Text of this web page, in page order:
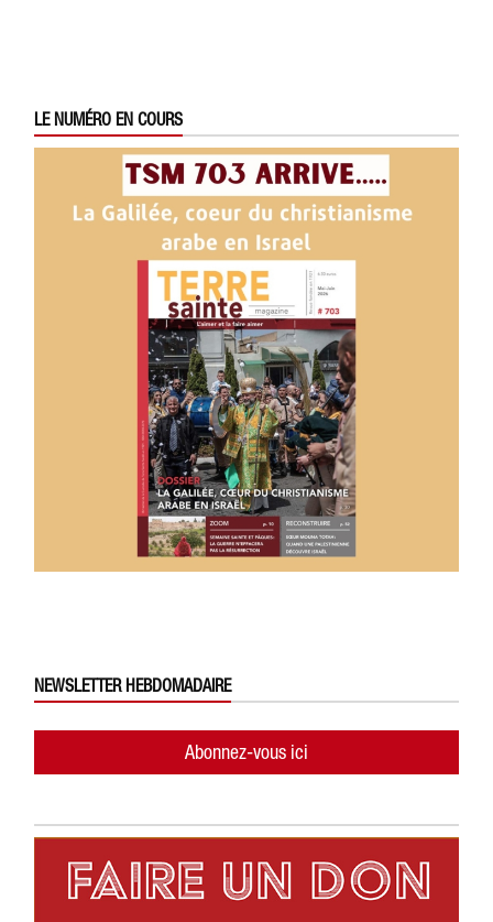
LE NUMÉRO EN COURS
NEWSLETTER HEBDOMADAIRE
Abonnez-vous ici